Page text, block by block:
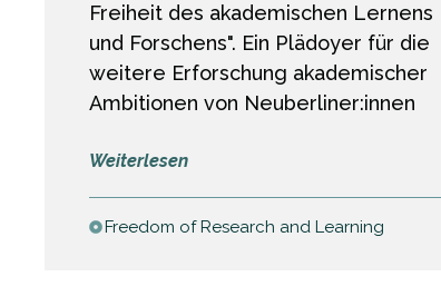
Freiheit des akademischen Lernens
und Forschens". Ein Plädoyer für die
weitere Erforschung akademischer
Ambitionen von Neuberliner:innen
Weiterlesen:
Veröffentlichung
Freedom of Research and Learning